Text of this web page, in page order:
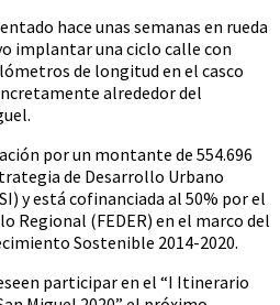
hace unas semanas en rueda
implantar una ciclo calle con
de longitud en el casco
alrededor del
por un montante de 554.696
de Desarrollo Urbano
y está cofinanciada al 50% por el
Regional (FEDER) en el marco del
Sostenible 2014-2020.
participar en el “I Itinerario